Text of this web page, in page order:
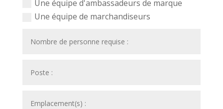
Une équipe d'ambassadeurs de marque
Une équipe de marchandiseurs